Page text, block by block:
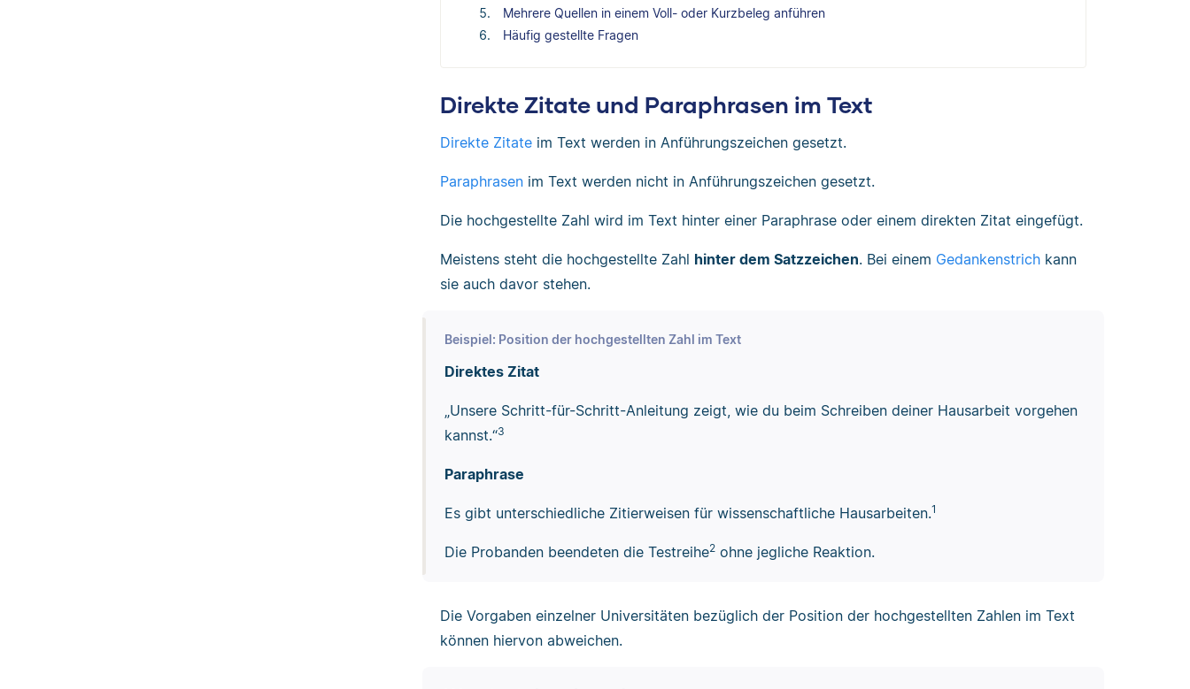
Mehrere Quellen in einem Voll- oder Kurzbeleg anführen
Häufig gestellte Fragen
Direkte Zitate und Paraphrasen im Text
Direkte Zitate im Text werden in Anführungszeichen gesetzt.
Paraphrasen im Text werden nicht in Anführungszeichen gesetzt.
Die hochgestellte Zahl wird im Text hinter einer Paraphrase oder einem direkten Zitat eingefügt.
Meistens steht die hochgestellte Zahl hinter dem Satzzeichen. Bei einem Gedankenstrich kann
sie auch davor stehen.
Beispiel: Position der hochgestellten Zahl im Text
Direktes Zitat
„Unsere Schritt-für-Schritt-Anleitung zeigt, wie du beim Schreiben deiner Hausarbeit vorgehen
kannst.“3
Paraphrase
Es gibt unterschiedliche Zitierweisen für wissenschaftliche Hausarbeiten.1
Die Probanden beendeten die Testreihe2ohne jegliche Reaktion.
Die Vorgaben einzelner Universitäten bezüglich der Position der hochgestellten Zahlen im Text
können hiervon abweichen.